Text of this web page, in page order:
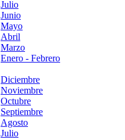
Julio
Junio
Mayo
Abril
Marzo
Enero - Febrero
Diciembre
Noviembre
Octubre
Septiembre
Agosto
Julio